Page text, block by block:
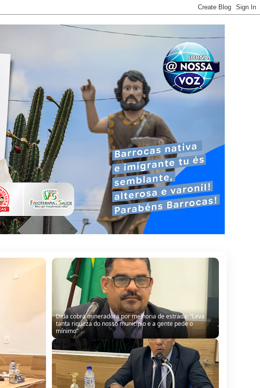
Dida cobra mineradora por melhoria de estrada: “Leva
tanta riqueza do nosso município e a gente pede o
mínimo”